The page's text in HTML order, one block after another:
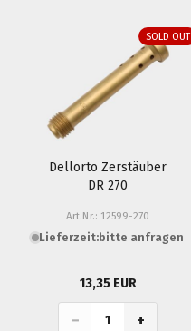
SOLD OUT
Dellorto Zerstäuber
DR 270
Art.Nr.: 12599-270
Lieferzeit:bitte anfragen
13,35 EUR
− +